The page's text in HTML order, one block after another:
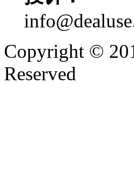
Copyright ©
Reserved